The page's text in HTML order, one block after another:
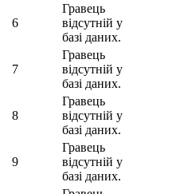
6
Гравець
відсутній у
базі даних.
7
Гравець
відсутній у
базі даних.
8
Гравець
відсутній у
базі даних.
9
Гравець
відсутній у
базі даних.